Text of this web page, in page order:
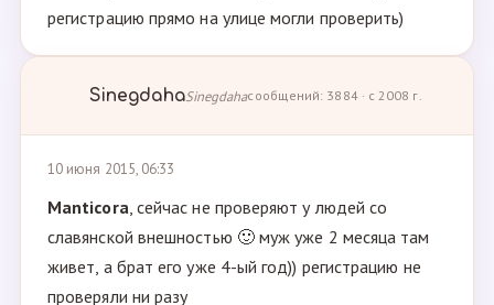
регистрацию прямо на улице могли проверить)
SinegdahaSinegdahaсообщений: 3884 · с 2008 г.
10 июня 2015, 06:33
Manticora, сейчас не проверяют у людей со
славянской внешностью 🙂 муж уже 2 месяца там
живет, а брат его уже 4-ый год)) регистрацию не
проверяли ни разу